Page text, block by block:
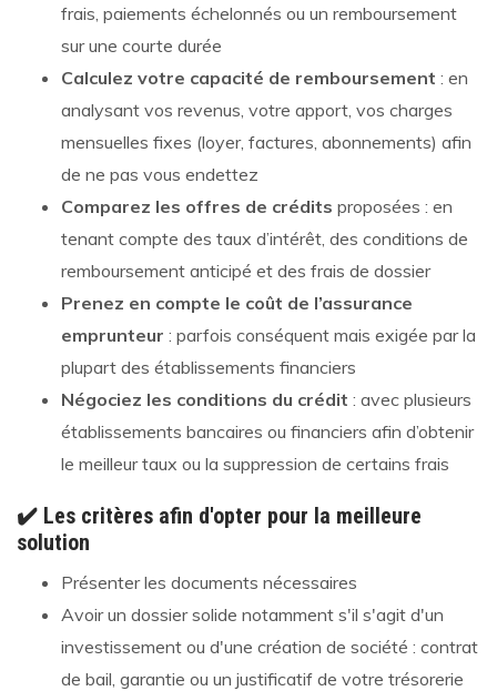
frais, paiements échelonnés ou un remboursement
sur une courte durée
Calculez votre capacité de remboursement : en
analysant vos revenus, votre apport, vos charges
mensuelles fixes (loyer, factures, abonnements) afin
de ne pas vous endettez
Comparez les offres de crédits proposées : en
tenant compte des taux d’intérêt, des conditions de
remboursement anticipé et des frais de dossier
Prenez en compte le coût de l’assurance
emprunteur : parfois conséquent mais exigée par la
plupart des établissements financiers
Négociez les conditions du crédit : avec plusieurs
établissements bancaires ou financiers afin d’obtenir
le meilleur taux ou la suppression de certains frais
✔️ Les critères afin d'opter pour la meilleure
solution
Présenter les documents nécessaires
Avoir un dossier solide notamment s'il s'agit d'un
investissement ou d'une création de société : contrat
de bail, garantie ou un justificatif de votre trésorerie